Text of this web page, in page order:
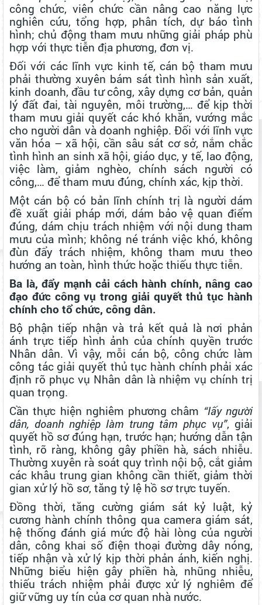
công chức, viên chức cần nâng cao năng lực
nghiên cứu, tổng hợp, phân tích, dự báo tình
hình; chủ động tham mưu những giải pháp phù
hợp với thực tiễn địa phương, đơn vị.
Đối với các lĩnh vực kinh tế, cán bộ tham mưu
phải thường xuyên bám sát tình hình sản xuất,
kinh doanh, đầu tư công, xây dựng cơ bản, quản
lý đất đai, tài nguyên, môi trường,… để kịp thời
tham mưu giải quyết các khó khăn, vướng mắc
cho người dân và doanh nghiệp. Đối với lĩnh vực
văn hóa – xã hội, cần sâu sát cơ sở, nắm chắc
tình hình an sinh xã hội, giáo dục, y tế, lao động,
việc làm, giảm nghèo, chính sách người có
công,… để tham mưu đúng, chính xác, kịp thời.
Một cán bộ có bản lĩnh chính trị là người dám
đề xuất giải pháp mới, dám bảo vệ quan điểm
đúng, dám chịu trách nhiệm với nội dung tham
mưu của mình; không né tránh việc khó, không
đùn đẩy trách nhiệm, không tham mưu theo
hướng an toàn, hình thức hoặc thiếu thực tiễn.
Ba là, đẩy mạnh cải cách hành chính, nâng cao
đạo đức công vụ trong giải quyết thủ tục hành
chính cho tổ chức, công dân.
Bộ phận tiếp nhận và trả kết quả là nơi phản
ánh trực tiếp hình ảnh của chính quyền trước
Nhân dân. Vì vậy, mỗi cán bộ, công chức làm
công tác giải quyết thủ tục hành chính phải xác
định rõ phục vụ Nhân dân là nhiệm vụ chính trị
quan trọng.
Cần thực hiện nghiêm phương châm “lấy người
dân, doanh nghiệp làm trung tâm phục vụ”, giải
quyết hồ sơ đúng hạn, trước hạn; hướng dẫn tận
tình, rõ ràng, không gây phiền hà, sách nhiễu.
Thường xuyên rà soát quy trình nội bộ, cắt giảm
các khâu trung gian không cần thiết, giảm thời
gian xử lý hồ sơ, tăng tỷ lệ hồ sơ trực tuyến.
Đồng thời, tăng cường giám sát kỷ luật, kỷ
cương hành chính thông qua camera giám sát,
hệ thống đánh giá mức độ hài lòng của người
dân, công khai số điện thoại đường dây nóng,
tiếp nhận và xử lý kịp thời phản ánh, kiến nghị.
Những biểu hiện gây phiền hà, nhũng nhiễu,
thiếu trách nhiệm phải được xử lý nghiêm để
giữ vững uy tín của cơ quan nhà nước.